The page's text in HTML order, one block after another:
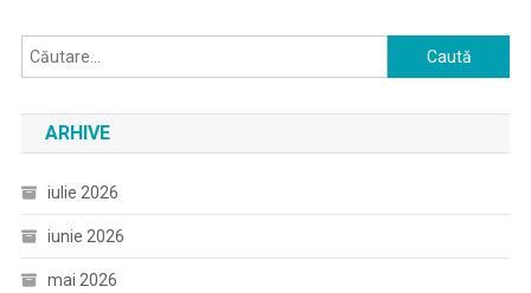
Caută
după:
ARHIVE
iulie 2026
iunie 2026
mai 2026